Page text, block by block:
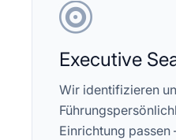

Executive
Wir identifizieren
Einrichtung passen